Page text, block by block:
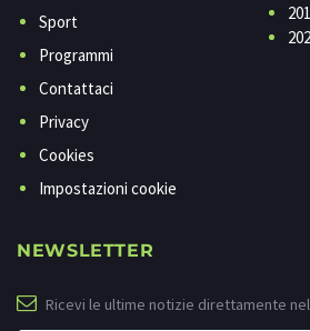
Sport
Programmi
Contattaci
Privacy
Cookies
Impostazioni cookie
NEWSLETTER
Ricevi le ultime notizie direttamente